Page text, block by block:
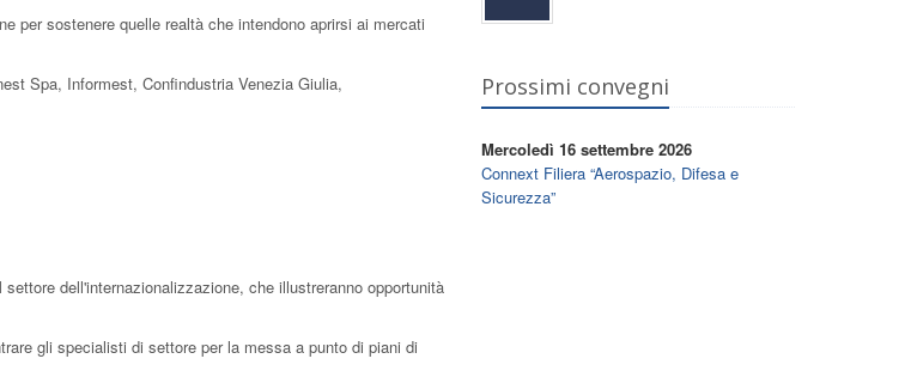
per sostenere quelle realtà che intendono aprirsi ai mercati
Spa, Informest, Confindustria Venezia Giulia,
dell'internazionalizzazione, che illustreranno opportunità
gli specialisti di settore per la messa a punto di piani di
Prossimi convegni
Mercoledì 16 settembre 2026
Connext Filiera “Aerospazio, Difesa e
Sicurezza”